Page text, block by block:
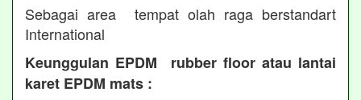
Sebagai area tempat olah raga berstandart
International
Keunggulan EPDM rubber floor atau lantai
karet EPDM mats :